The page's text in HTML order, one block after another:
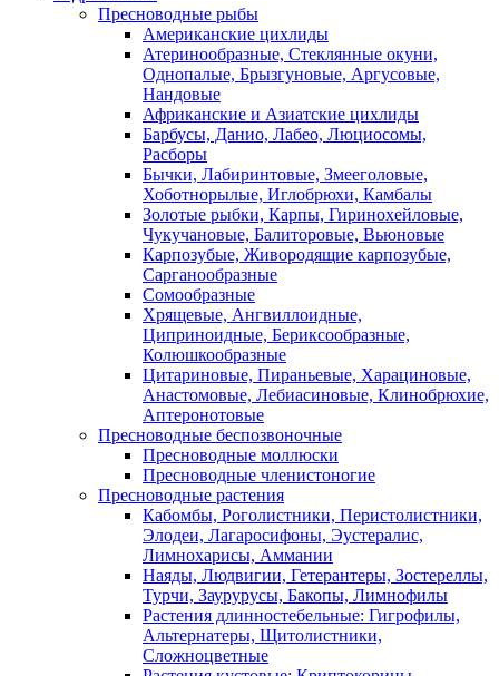
Пресноводные рыбы
Американские цихлиды
Атеринообразные, Стеклянные окуни,
Однопалые, Брызгуновые, Аргусовые,
Нандовые
Африканские и Азиатские цихлиды
Барбусы, Данио, Лабео, Люциосомы,
Расборы
Бычки, Лабиринтовые, Змееголовые,
Хоботнорылые, Иглобрюхи, Камбалы
Золотые рыбки, Карпы, Гиринохейловые,
Чукучановые, Балиторовые, Вьюновые
Карпозубые, Живородящие карпозубые,
Сарганообразные
Сомообразные
Хрящевые, Ангвиллоидные,
Циприноидные, Бериксообразные,
Колюшкообразные
Цитариновые, Пираньевые, Харациновые,
Анастомовые, Лебиасиновые, Клинобрюхие,
Аптеронотовые
Пресноводные беспозвоночные
Пресноводные моллюски
Пресноводные членистоногие
Пресноводные растения
Кабомбы, Роголистники, Перистолистники,
Элодеи, Лагаросифоны, Эустералис,
Лимнохарисы, Аммании
Наяды, Людвигии, Гетерантеры, Зостереллы,
Турчи, Заурурусы, Бакопы, Лимнофилы
Растения длинностебельные: Гигрофилы,
Альтернатеры, Щитолистники,
Сложноцветные